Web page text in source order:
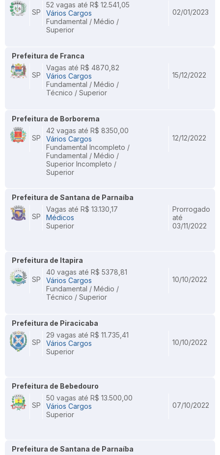
SP
52 vagas até R$ 12.541,05
Vários Cargos
Fundamental / Médio /
Superior
02/01/2023
Prefeitura de Franca
SP
Vagas até R$ 4870,82
Vários Cargos
Fundamental / Médio /
Técnico / Superior
15/12/2022
Prefeitura de Borborema
SP
42 vagas até R$ 8350,00
Vários Cargos
Fundamental Incompleto /
Fundamental / Médio /
Superior Incompleto /
Superior
12/12/2022
Prefeitura de Santana de Parnaíba
SP
Vagas até R$ 13.130,17
Médicos
Superior
Prorrogado
até
03/11/2022
Prefeitura de Itapira
SP
40 vagas até R$ 5378,81
Vários Cargos
Fundamental / Médio /
Técnico / Superior
10/10/2022
Prefeitura de Piracicaba
SP
29 vagas até R$ 11.735,41
Vários Cargos
Superior
10/10/2022
Prefeitura de Bebedouro
SP
50 vagas até R$ 13.500,00
Vários Cargos
Superior
07/10/2022
Prefeitura de Santana de Parnaíba